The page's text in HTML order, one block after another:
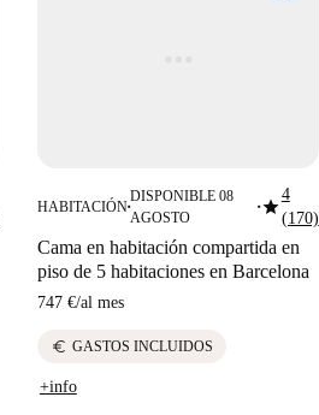
HABITACIÓN■
DISPONIBLE 08
AGOSTO
■star4
(170)
Cama en habitación compartida en
piso de 5 habitaciones en Barcelona
747 €/al mes
euro GASTOS INCLUIDOS
+info